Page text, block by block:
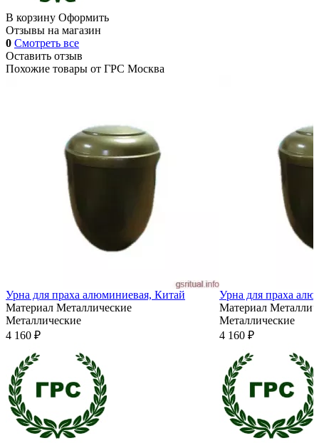
В корзину Оформить
Отзывы на магазин
0 Смотреть все
Оставить отзыв
Похожие товары от ГРС Москва
Урна для праха алюминиевая, Китай
Материал Металлические
Металлические
4 160 ₽
Урна для праха
Материал
Металлические
4 160 ₽